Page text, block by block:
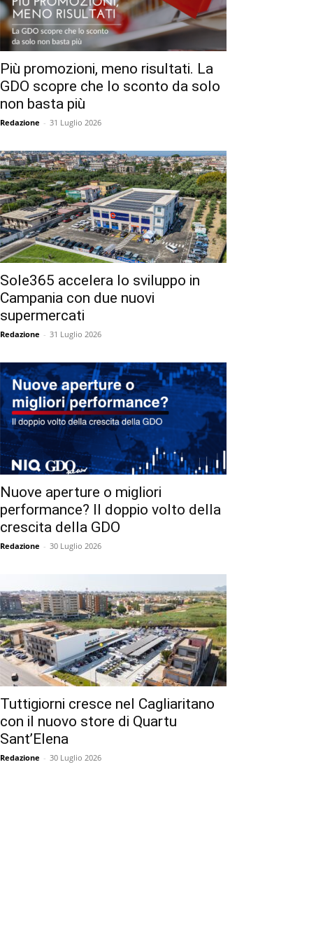
Più promozioni, meno risultati. La
GDO scopre che lo sconto da solo
non basta più
Redazione - 31 Luglio 2026
Sole365 accelera lo sviluppo in
Campania con due nuovi
supermercati
Redazione - 31 Luglio 2026
Nuove aperture o migliori
performance? Il doppio volto della
crescita della GDO
Redazione - 30 Luglio 2026
Tuttigiorni cresce nel Cagliaritano
con il nuovo store di Quartu
Sant’Elena
Redazione - 30 Luglio 2026